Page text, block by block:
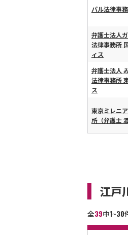
パル法律事
弁護士法人
法律事務所
ィス
弁護士法人
法律事務所
ス
東京ミレニ
所（弁護士
江戸
全39中1~30